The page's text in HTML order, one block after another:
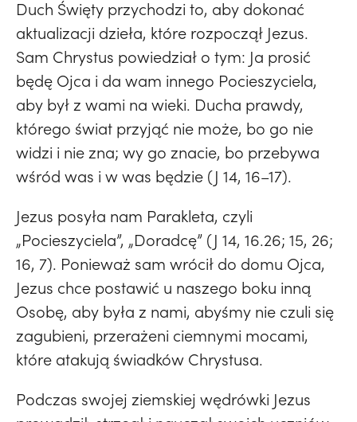
Duch Święty przychodzi to, aby dokonać
aktualizacji dzieła, które rozpoczął Jezus.
Sam Chrystus powiedział o tym: Ja prosić
będę Ojca i da wam innego Pocieszyciela,
aby był z wami na wieki. Ducha prawdy,
którego świat przyjąć nie może, bo go nie
widzi i nie zna; wy go znacie, bo przebywa
wśród was i w was będzie (J 14, 16–17).
Jezus posyła nam Parakleta, czyli
„Pocieszyciela”, „Doradcę” (J 14, 16.26; 15, 26;
16, 7). Ponieważ sam wrócił do domu Ojca,
Jezus chce postawić u naszego boku inną
Osobę, aby była z nami, abyśmy nie czuli się
zagubieni, przerażeni ciemnymi mocami,
które atakują świadków Chrystusa.
Podczas swojej ziemskiej wędrówki Jezus